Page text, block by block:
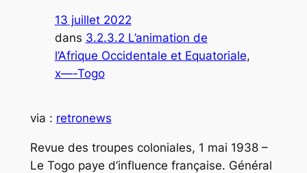
13 juillet 2022
dans 3.2.3.2 L’animation de
l’Afrique Occidentale et Equatoriale
x—-Togo
via : retronews
Revue des troupes coloniales, 1 mai 1938 –
Le Togo paye d’influence française. Général